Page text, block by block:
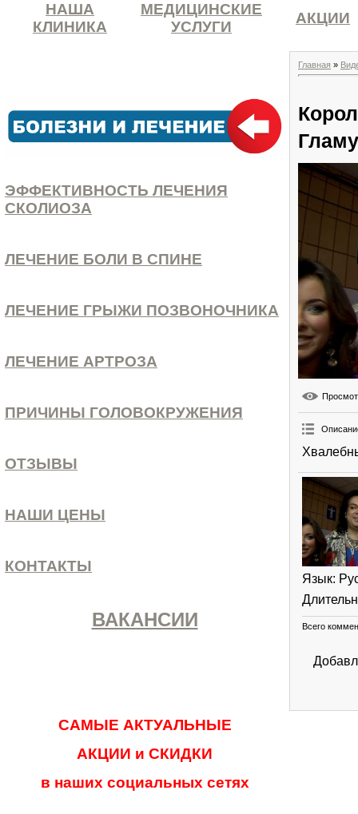
НАША
КЛИНИКА
МЕДИЦИНСКИЕ
УСЛУГИ
АКЦИИ
ЭФФЕКТИВНОСТЬ ЛЕЧЕНИЯ
СКОЛИОЗА
ЛЕЧЕНИЕ БОЛИ В СПИНЕ
ЛЕЧЕНИЕ ГРЫЖИ ПОЗВОНОЧНИКА
ЛЕЧЕНИЕ АРТРОЗА
ПРИЧИНЫ ГОЛОВОКРУЖЕНИЯ
ОТЗЫВЫ
НАШИ ЦЕНЫ
КОНТАКТЫ
ВАКАНСИИ
САМЫЕ АКТУАЛЬНЫЕ
АКЦИИ и СКИДКИ
в наших социальных сетях
Главная »
Язык:
Всего